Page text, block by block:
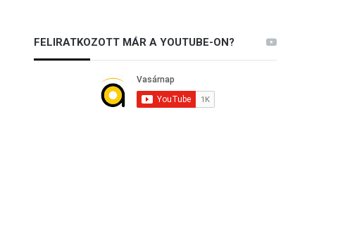
FELIRATKOZOTT MÁR A YOUTUBE-ON?